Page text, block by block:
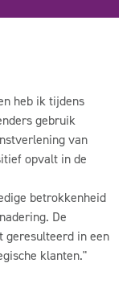
heb ik tijdens
gebruik
van
opvalt in de
betrokkenheid
De
geresulteerd in een
klanten."